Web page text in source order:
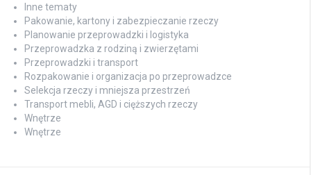
Inne tematy
Pakowanie, kartony i zabezpieczanie rzeczy
Planowanie przeprowadzki i logistyka
Przeprowadzka z rodziną i zwierzętami
Przeprowadzki i transport
Rozpakowanie i organizacja po przeprowadzce
Selekcja rzeczy i mniejsza przestrzeń
Transport mebli, AGD i cięższych rzeczy
Wnętrze
Wnętrze